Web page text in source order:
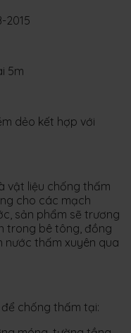
2015
5m
dẻo kết hợp với
vật liệu chống thấm
cho các mạch
sản phẩm sẽ trương
trong bê tông, đồng
thấm xuyên qua
chống thấm tại: